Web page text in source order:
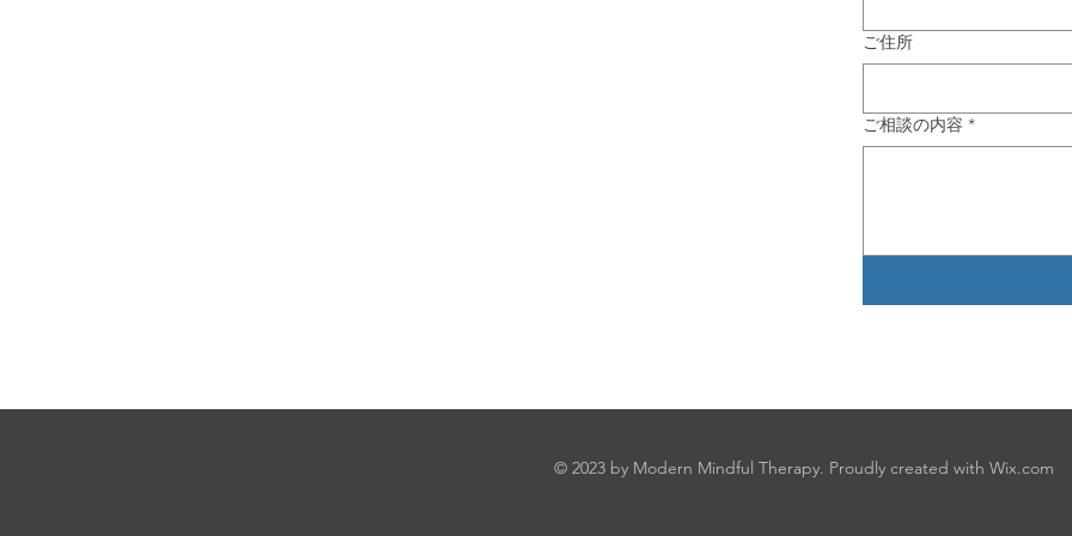
ご住所
ご相談の内容 *
© 2023 by Modern Mindful Therapy. Proudly created with Wix.com